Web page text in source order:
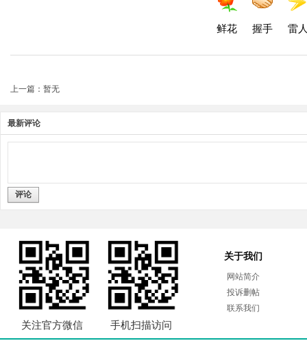
鲜花 握手 雷
上一篇：暂无
最新评论
评论
关注官方微信 手机扫描访问
关于我们
网站简介
投诉删帖
联系我们